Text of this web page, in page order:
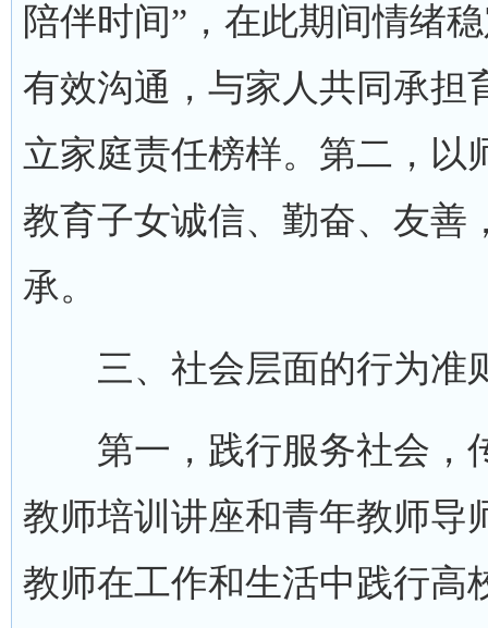
陪伴时间”，在此期间情绪
有效沟通，与家人共同承担
立家庭责任榜样。第二，以
教育子女诚信、勤奋、友善
承。
三、社会层面的行为准
第一，践行服务社会，
教师培训讲座和青年教师导
教师在工作和生活中践行高